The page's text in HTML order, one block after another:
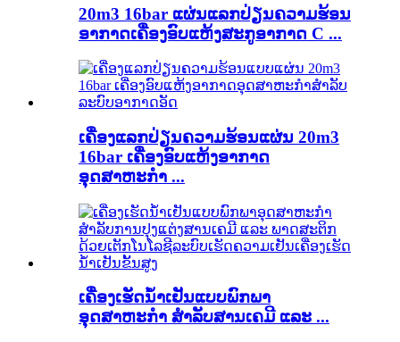
20m3 16bar ແຜ່ນແລກປ່ຽນຄວາມຮ້ອນ
ອາກາດເຄື່ອງອົບແຫ້ງສະກູອາກາດ C ...
ເຄື່ອງແລກປ່ຽນຄວາມຮ້ອນແຜ່ນ 20m3
16bar ເຄື່ອງອົບແຫ້ງອາກາດ
ອຸດສາຫະກຳ ...
ເຄື່ອງເຮັດນ້ຳເຢັນແບບພົກພາ
ອຸດສາຫະກຳ ສຳລັບສານເຄມີ ແລະ ...